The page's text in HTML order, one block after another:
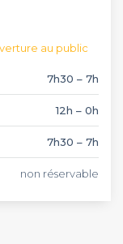
au public
7h30 – 7h
12h – 0h
7h30 – 7h
non réservable